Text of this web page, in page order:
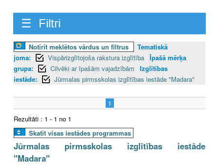
☰ Filtri
Notīrīt meklētos vārdus un filtrus
Tematiskā
joma:
Vispārizglītojoša rakstura izglītība Īpašā mērķa
grupa:
Cilvēki ar īpašām vajadzībām
Izglītības
iestāde:
Jūrmalas pirmsskolas izglītības iestāde "Madara"
1
Rezultāti : 1 - 1 no 1
Skatīt visas iestādes programmas
Jūrmalas pirmsskolas izglītības iestāde
"Madara"